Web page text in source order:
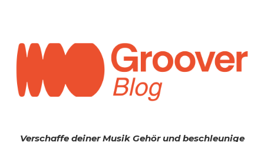
Verschaffe deiner Musik Gehör und beschleunige